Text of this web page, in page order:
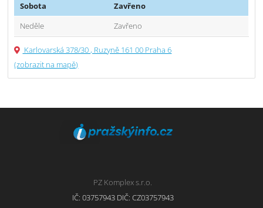
Sobota
Zavřeno
Neděle
Zavřeno
Karlovarská 378/30 , Ruzyně 161 00 Praha 6
(zobrazit na mapě)
PZ Komplex s.r.o.
IČ: 03757943 DIČ: CZ03757943